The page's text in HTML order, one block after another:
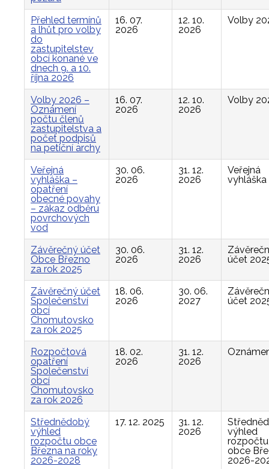
Přehled termínů
a lhůt pro volby
do
zastupitelstev
obcí konané ve
dnech 9. a 10.
října 2026
16. 07.
2026
12. 10.
2026
Volby
Volby 2026 –
Oznámení
počtu členů
zastupitelstva a
počet podpisů
na petiční archy
16. 07.
2026
12. 10.
2026
Volby
Veřejná
vyhláška –
opatření
obecné povahy
– zákaz odběru
povrchových
vod
30. 06.
2026
31. 12.
2026
Veřejná
vyhláška
Závěrečný účet
Obce Březno
za rok 2025
30. 06.
2026
31. 12.
2026
účet
Závěrečný účet
Společenství
obcí
Chomutovsko
za rok 2025
18. 06.
2026
30. 06.
2027
účet
Rozpočtová
opatření
Společenství
obcí
Chomutovsko
za rok 2026
18. 02.
2026
31. 12.
2026
Střednědobý
výhled
rozpočtu obce
Března na roky
2026-2028
17. 12. 2025
31. 12.
2026
výhled
rozpočtu
obce
2026-